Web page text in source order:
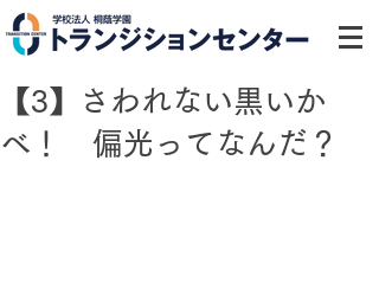
【3】さわれない黒いか
べ！ 偏光ってなんだ？